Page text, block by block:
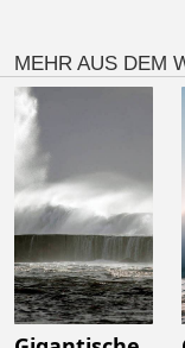
MEHR AUS DEM